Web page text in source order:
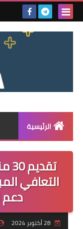
الرئيسية
التعافي
دعم
28 أكتوبر 2024